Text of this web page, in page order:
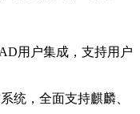
用户集成，支持用户
统，全面支持麒麟、